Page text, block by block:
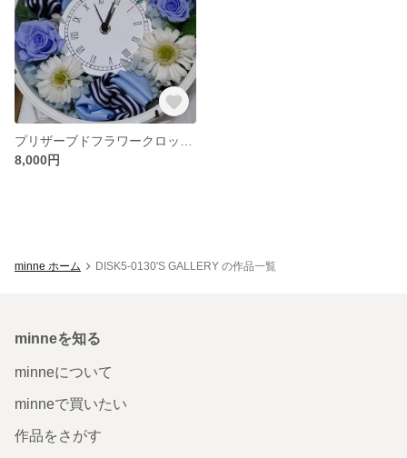
8,000円
minne ホーム DISK5-0130'S GALLERY の作品一覧
minneを知る
minneについて
minneで買いたい
作品をさがす